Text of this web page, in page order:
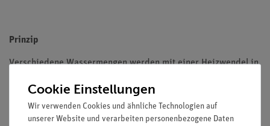
Prinzip
Verschiedene Wassermengen werden mit einer Heizwendel in
auf die Größe des Kalorimeters abgestimmt (100 ml, 150 ml,
200 ml) und stehen in einfachen Verhältnissen zueinander, so
dass offensichtlich wird:
Cookie Einstellungen
Wir verwenden Cookies und ähnliche Technologien auf
unserer Website und verarbeiten personenbezogene Daten